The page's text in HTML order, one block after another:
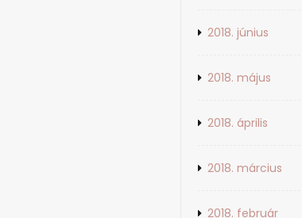
2018. június
2018. május
2018. április
2018. március
2018. február